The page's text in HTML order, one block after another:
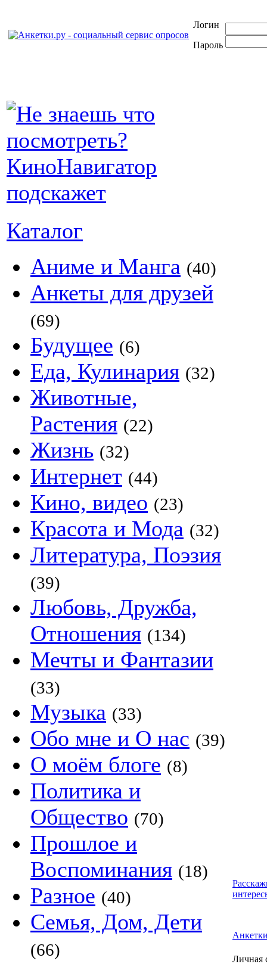
Логин
Пароль
Каталог
Аниме и Манга (40)
Анкеты для друзей
(69)
Будущее (6)
Еда, Кулинария (32)
Животные,
Растения (22)
Жизнь (32)
Интернет (44)
Кино, видео (23)
Красота и Мода (32)
Литература, Поэзия
(39)
Любовь, Дружба,
Отношения (134)
Мечты и Фантазии
(33)
Музыка (33)
Обо мне и О нас (39)
О моём блоге (8)
Политика и
Общество (70)
Прошлое и
Воспоминания (18)
Разное (40)
Семья, Дом, Дети
(66) Личная